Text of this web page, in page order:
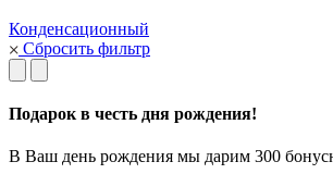
Конденсационный
Сбросить фильтр
Подарок в честь дня рождения!
В Ваш день рождения мы дарим 300